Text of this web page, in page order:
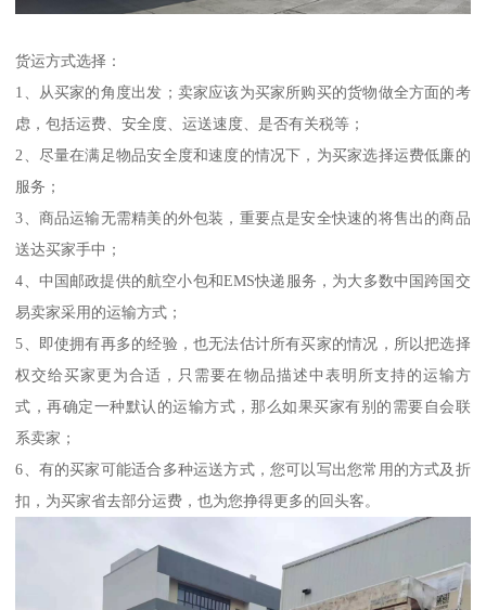
货运方式选择：
1、从买家的角度出发；卖家应该为买家所购买的货物做全方面的考
虑，包括运费、安全度、运送速度、是否有关税等；
2、尽量在满足物品安全度和速度的情况下，为买家选择运费低廉的
服务；
3、商品运输无需精美的外包装，重要点是安全快速的将售出的商品
送达买家手中；
4、中国邮政提供的航空小包和EMS快递服务，为大多数中国跨国交
易卖家采用的运输方式；
5、即使拥有再多的经验，也无法估计所有买家的情况，所以把选择
权交给买家更为合适，只需要在物品描述中表明所支持的运输方
式，再确定一种默认的运输方式，那么如果买家有别的需要自会联
系卖家；
6、有的买家可能适合多种运送方式，您可以写出您常用的方式及折
扣，为买家省去部分运费，也为您挣得更多的回头客。